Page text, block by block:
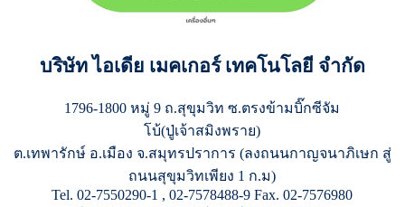
บริษัท ไอเดีย เมคเกอร์ เทคโนโลยี จำกัด
1796-1800 หมู่ 9 ถ.สุขุมวิท ซ.ตรงข้ามบิ๊กซีจัม
โบ้(ปู่เจ้าสมิงพราย)
ต.เทพารักษ์ อ.เมือง จ.สมุทรปราการ (ลงถนนกาญจนาภิเษก สู่
ถนนสุขุมวิทเพียง 1 ก.ม)
Tel. 02-7550290-1 , 02-7578488-9 Fax. 02-7576980